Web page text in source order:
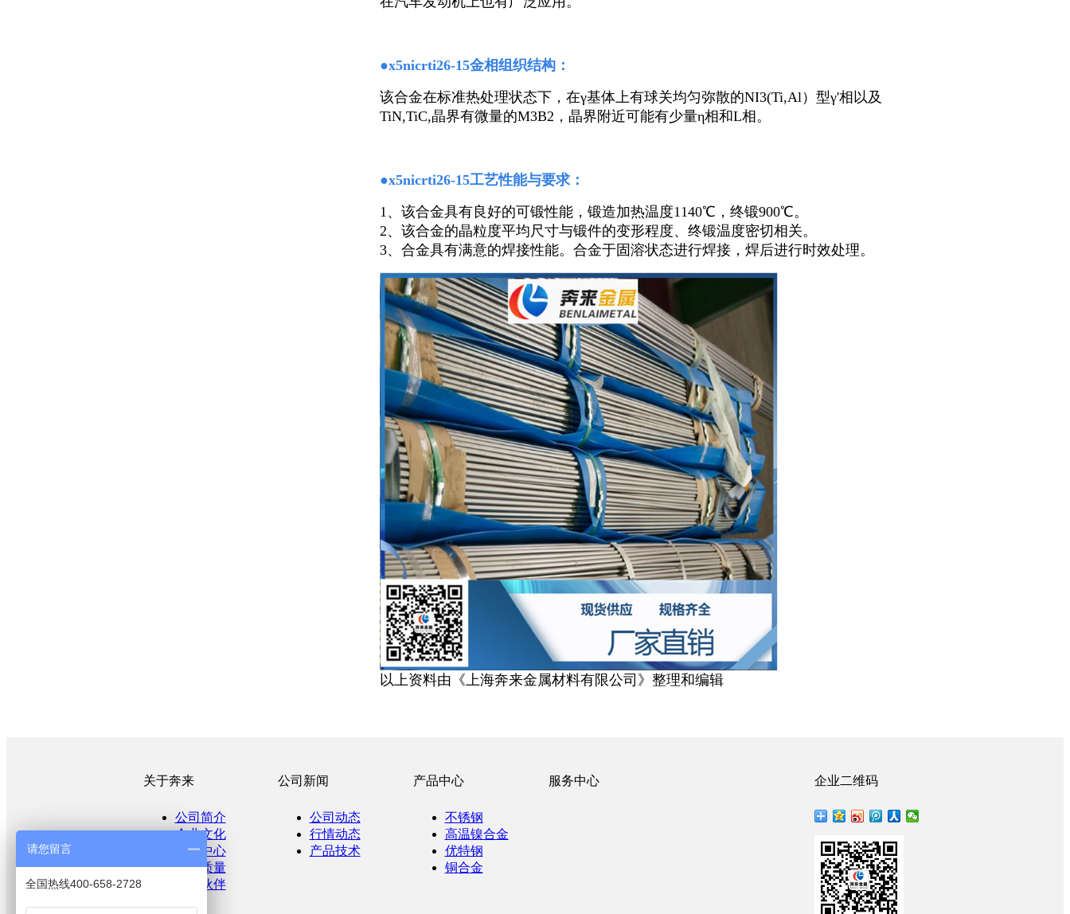
●x5nicrti26-15金相组织结构：
该合金在标准热处理状态下，在γ基体上有球关均匀弥散的NI3(Ti,Al）型γ'相以及
TiN,TiC,晶界有微量的M3B2，晶界附近可能有少量η相和L相。
●x5nicrti26-15工艺性能与要求：
1、该合金具有良好的可锻性能，锻造加热温度1140℃，终锻900℃。
2、该合金的晶粒度平均尺寸与锻件的变形程度、终锻温度密切相关。
3、合金具有满意的焊接性能。合金于固溶状态进行焊接，焊后进行时效处理。
以上资料由《上海奔来金属材料有限公司》整理和编辑
关于奔来
公司简介
企业文化
产品中心
产品质量
合作伙伴
公司新闻
公司动态
行情动态
产品技术
产品中心
不锈钢
高温镍合金
优特钢
铜合金
服务中心 企业二维码
请您留言
全国热线400-658-2728